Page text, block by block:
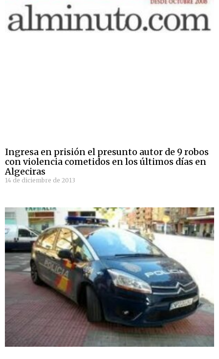
Ingresa en prisión el presunto autor de 9 robos
con violencia cometidos en los últimos días en
Algeciras
14 de diciembre de 2013